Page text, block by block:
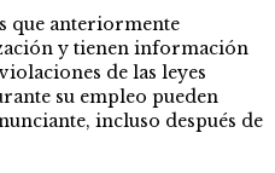
que anteriormente
y tienen información
de las leyes
su empleo pueden
incluso después de